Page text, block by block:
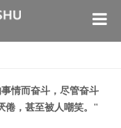
情而奋斗，尽管奋斗
倦，甚至被人嘲笑。"